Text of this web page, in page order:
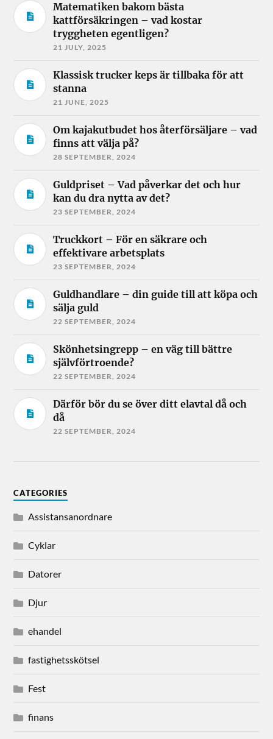
Matematiken bakom bästa
kattförsäkringen – vad kostar
tryggheten egentligen?
21 JULY, 2025
Klassisk trucker keps är tillbaka för att
stanna
21 JUNE, 2025
Om kajakutbudet hos återförsäljare – vad
finns att välja på?
28 SEPTEMBER, 2024
Guldpriset – Vad påverkar det och hur
kan du dra nytta av det?
23 SEPTEMBER, 2024
Truckkort – För en säkrare och
effektivare arbetsplats
23 SEPTEMBER, 2024
Guldhandlare – din guide till att köpa och
sälja guld
22 SEPTEMBER, 2024
Skönhetsingrepp – en väg till bättre
självförtroende?
22 SEPTEMBER, 2024
Därför bör du se över ditt elavtal då och
då
22 SEPTEMBER, 2024
CATEGORIES
Assistansanordnare
Cyklar
Datorer
Djur
ehandel
fastighetsskötsel
Fest
finans